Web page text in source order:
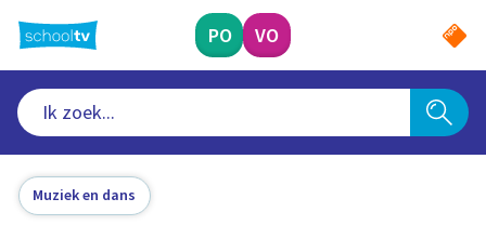
naar
hoofdinhoud
PO VO
Muziek en dans